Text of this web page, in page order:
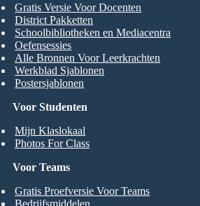
Voor Studenten
Mijn Klaslokaal
Photos For Class
Gratis Versie Voor Docenten
District Pakketten
Schoolbibliotheken en Mediacentra
Oefensessies
Alle Bronnen Voor Leerkrachten
Werkblad Sjablonen
Postersjablonen
Voor Teams
Gratis Proefversie Voor Teams
Bedrijfsmiddelen